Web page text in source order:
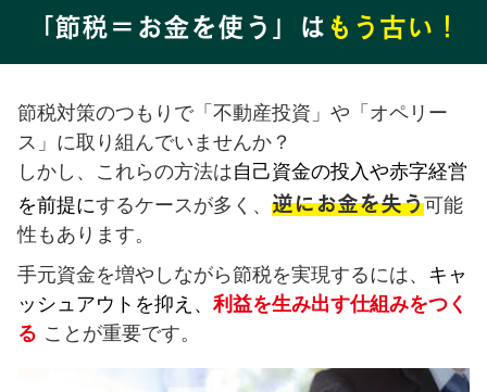
「節税＝お金を使う」は もう古い！
節税対策のつもりで「不動産投資」や「オペリー
ス」に取り組んでいませんか？
しかし、これらの方法は自己資金の投入や赤字経営
を前提にするケースが多く、 逆にお金を失う可能
性もあります。
手元資金を増やしながら節税を実現するには、 キャ
ッシュアウトを抑え、利益を生み出す仕組みをつく
る ことが重要です。